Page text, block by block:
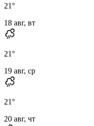
21°
18 авг, вт
21°
19 авг, ср
21°
20 авг, чт